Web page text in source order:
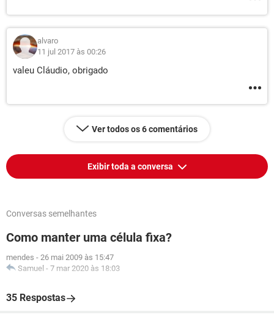
alvaro
11 jul 2017 às 00:26
valeu Cláudio, obrigado
Ver todos os 6 comentários
Exibir toda a conversa
Conversas semelhantes
Como manter uma célula fixa?
mendes - 26 mai 2009 às 15:47
Samuel - 7 mar 2020 às 18:03
35 Respostas